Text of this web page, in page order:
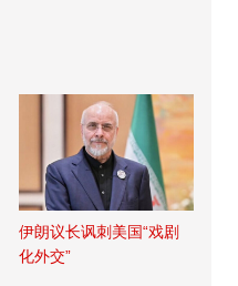
伊朗议长讽刺美国“戏剧
化外交”